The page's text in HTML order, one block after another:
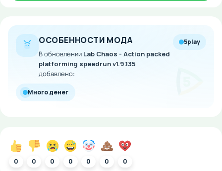
ОСОБЕННОСТИ МОДА
В обновлении Lab Chaos - Action packed
platforming speedrun v1.9.135
добавлено:
5play
Много денег
0 0 0 0 0 0 0